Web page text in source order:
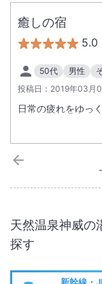
癒しの宿
5.0
50代 男性
投稿日： 2019年03月
日常の疲れをゆっ
天然温泉神威の
探す